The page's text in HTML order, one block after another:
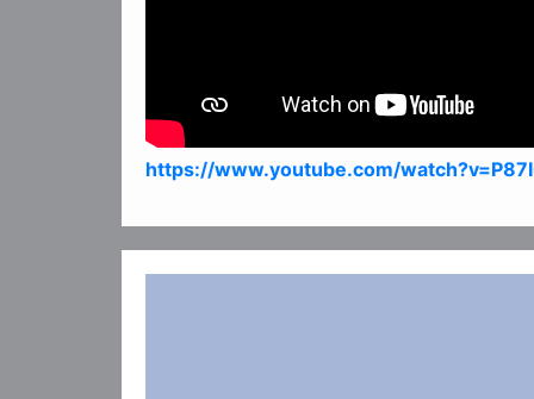
https://www.youtube.com/